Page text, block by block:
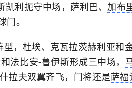
利扼守中场，萨利巴、 加布
。
型，杜埃、克瓦拉茨赫利亚和
法比安-鲁伊斯形成三中场，
拉夫双翼齐飞，门将还是萨福